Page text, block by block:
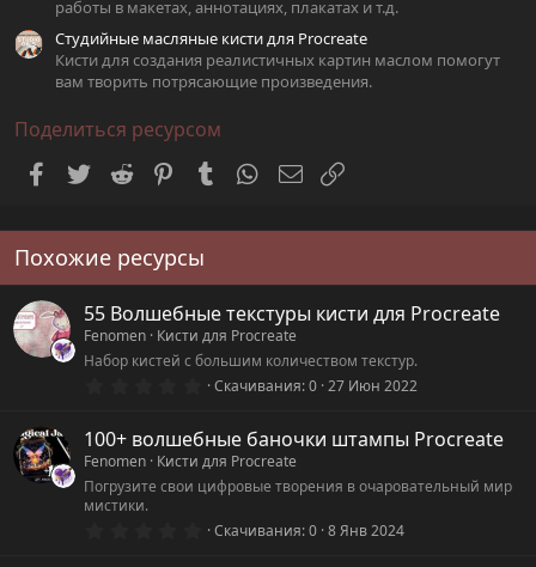
работы в макетах, аннотациях, плакатах и т.д.
Студийные масляные кисти для Procreate
Кисти для создания реалистичных картин маслом помогут
вам творить потрясающие произведения.
Поделиться ресурсом
Facebook
Twitter Reddit PinterestTumblrWhatsAppЭлектронная почта
Похожие ресурсы
55 Волшебные текстуры кисти для Procreate
Fenomen Кисти для Procreate
Набор кистей с большим количеством текстур.
0
0
з
в
ё
Скачивания 0 27 Июн 2022
100+ волшебные баночки штампы Procreate
Fenomen Кисти для Procreate
Погрузите свои цифровые творения в очаровательный мир
мистики.
0Скачивания 0 8 Янв 2024